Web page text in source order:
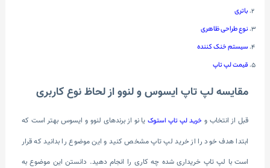
باتری
نوع طراحی ظاهری
سیستم خنک کننده
قیمت لپ تاپ
مقایسه لپ تاپ ایسوس و لنوو از لحاظ نوع کاربری
قبل از انتخاب و خرید لپ تاپ استوکیا نو از برندهای لنوو و ایسوس بهتر است که
ابتدا هدف خود را از خرید لپ تاپ مشخص کنید و این موضوع را بدانید که قرار
است با لپ تاپ خریداری شده چه کاری را انجام دهید. دانستن این موضوع به